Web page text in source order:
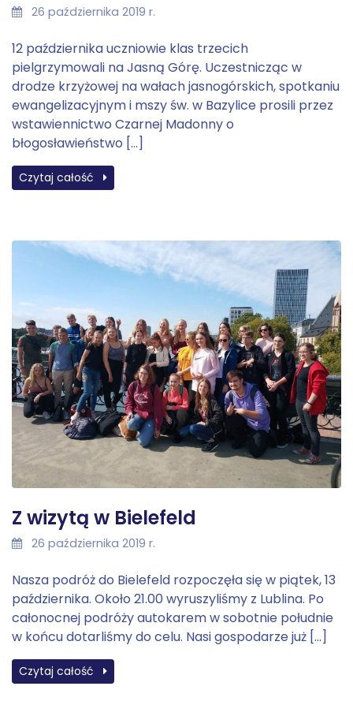
26 października 2019 r.
12 października uczniowie klas trzecich
pielgrzymowali na Jasną Górę. Uczestnicząc w
drodze krzyżowej na wałach jasnogórskich, spotkaniu
ewangelizacyjnym i mszy św. w Bazylice prosili przez
wstawiennictwo Czarnej Madonny o
błogosławieństwo […]
Czytaj całość
Z wizytą w Bielefeld
26 października 2019 r.
Nasza podróż do Bielefeld rozpoczęła się w piątek, 13
października. Około 21.00 wyruszyliśmy z Lublina. Po
całonocnej podróży autokarem w sobotnie południe
w końcu dotarliśmy do celu. Nasi gospodarze już […]
Czytaj całość